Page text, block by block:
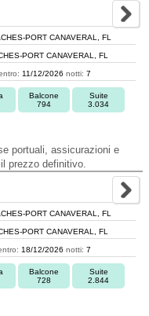
PORT CANAVERAL, FL
PORT CANAVERAL, FL
11/12/2026 notti: 7
Balcone
794
Suite
3.034
portuali, assicurazioni e
prezzo definitivo.
PORT CANAVERAL, FL
PORT CANAVERAL, FL
18/12/2026 notti: 7
Balcone
728
Suite
2.844